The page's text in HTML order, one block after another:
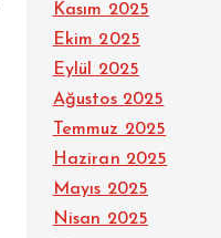
Kasım 2025
Ekim 2025
Eylül 2025
Ağustos 2025
Temmuz 2025
Haziran 2025
Mayıs 2025
Nisan 2025